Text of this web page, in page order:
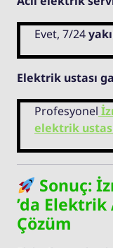
Evet, 7/24
Elektrik ustası
Profesyonel
elektrik
Sonuç:
’da Elektrik
Çözüm